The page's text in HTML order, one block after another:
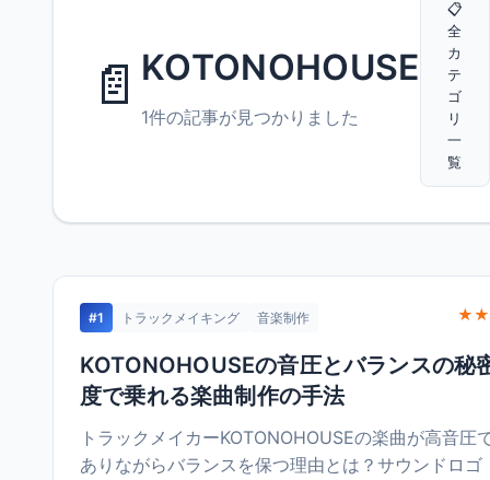
📄 KOTONOHOUSE
1件の記事が見つかりました
📋
全
カ
テ
ゴ
リ
一
覧
#1 トラックメイキング 音楽制作
KOTONOHOUSEの音圧とバランスの秘
度で乗れる楽曲制作の手法
トラックメイカーKOTONOHOUSEの楽曲が高音圧
ありながらバランスを保つ理由とは？サウンドロゴ